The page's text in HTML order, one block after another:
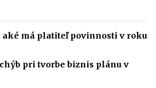
aké má platiteľ povinnosti v roku
pri tvorbe biznis plánu v